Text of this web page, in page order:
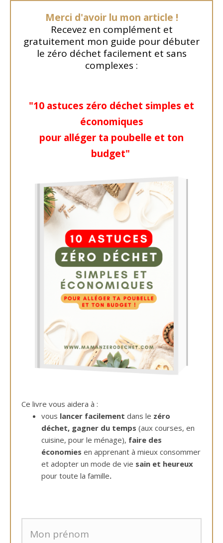
Merci d'avoir lu mon article !
Recevez en complément et
gratuitement mon guide pour débuter
le zéro déchet facilement et sans
complexes :
"10 astuces zéro déchet simples et
économiques
pour alléger ta poubelle et ton
budget"
Ce livre vous aidera à :
vous lancer facilement dans le zéro
déchet, gagner du temps (aux courses, en
cuisine, pour le ménage), faire des
économies en apprenant à mieux consommer
et adopter un mode de vie sain et heureux
pour toute la famille.